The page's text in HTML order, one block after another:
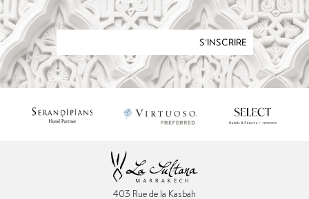
S'INSCRIRE
403 Rue de la Kasbah